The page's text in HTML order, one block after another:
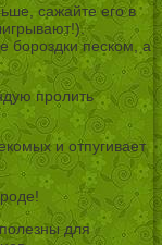
сажайте его в
бороздки песком, а
пролить
и отпугивает
для